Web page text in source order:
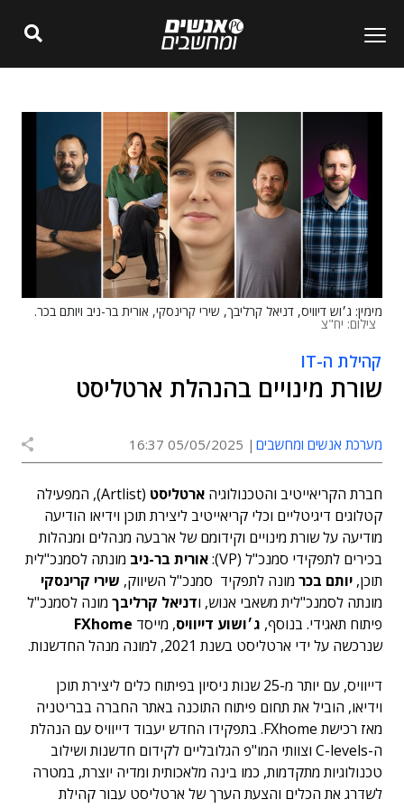
מימין: ג׳וש דיוויס, דניאל קרליבך, שירי קרינסקי, אורית בר-ניב ויותם בכר.
צילום: יח"צ
קהילת ה-IT
שורת מינויים בהנהלת ארטליסט
מערכת אנשים ומחשבים 05/05/2025 16:37
חברת הקריאייטיב והטכנולוגיה ארטליסט
(Artlist), המפעילה
קטלוגים דיגיטליים וכלי קריאייטיב ליצירת תוכן וידיאו הודיעה
מודיעה על שורת מינויים וקידומם של ארבעה מנהלים ומנהלות
בכירים לתפקידי סמנכ"ל (VP):
אורית בר-ניב מונתה לסמנכ"לית
תוכן, יותם בכר מונה לתפקיד סמנכ"ל השיווק, שירי קרינסקי
מונתה לסמנכ"לית משאבי אנוש, ודניאל קרליבך מונה לסמנכ"ל
פיתוח תאגידי. בנוסף, ג׳ושוע דייוויס, מייסד FXhome
שנרכשה על ידי ארטליסט בשנת 2021, למונה מנהל החדשנות.
דייוויס, עם יותר מ-25 שנות ניסיון בפיתוח כלים ליצירת תוכן
וידיאו, הוביל את תחום פיתוח התוכנה באתר החברה בבריטניה
מאז רכישת FXhome. בתפקידו החדש יעבוד דייוויס עם הנהלת
ה-C-levels וצוותי המו"פ הגלובליים לקידום חדשנות ושילוב
טכנולוגיות מתקדמות, כמו בינה מלאכותית ומדיה יוצרת, במטרה
לשדרג את הכלים והצעת הערך של ארטליסט עבור קהילת